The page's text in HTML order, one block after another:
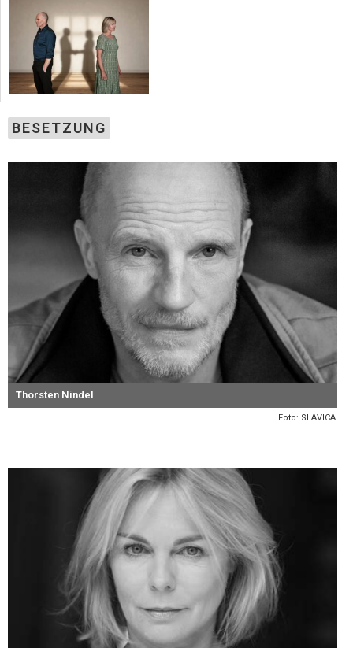
BESETZUNG
Thorsten Nindel
Foto: SLAVICA